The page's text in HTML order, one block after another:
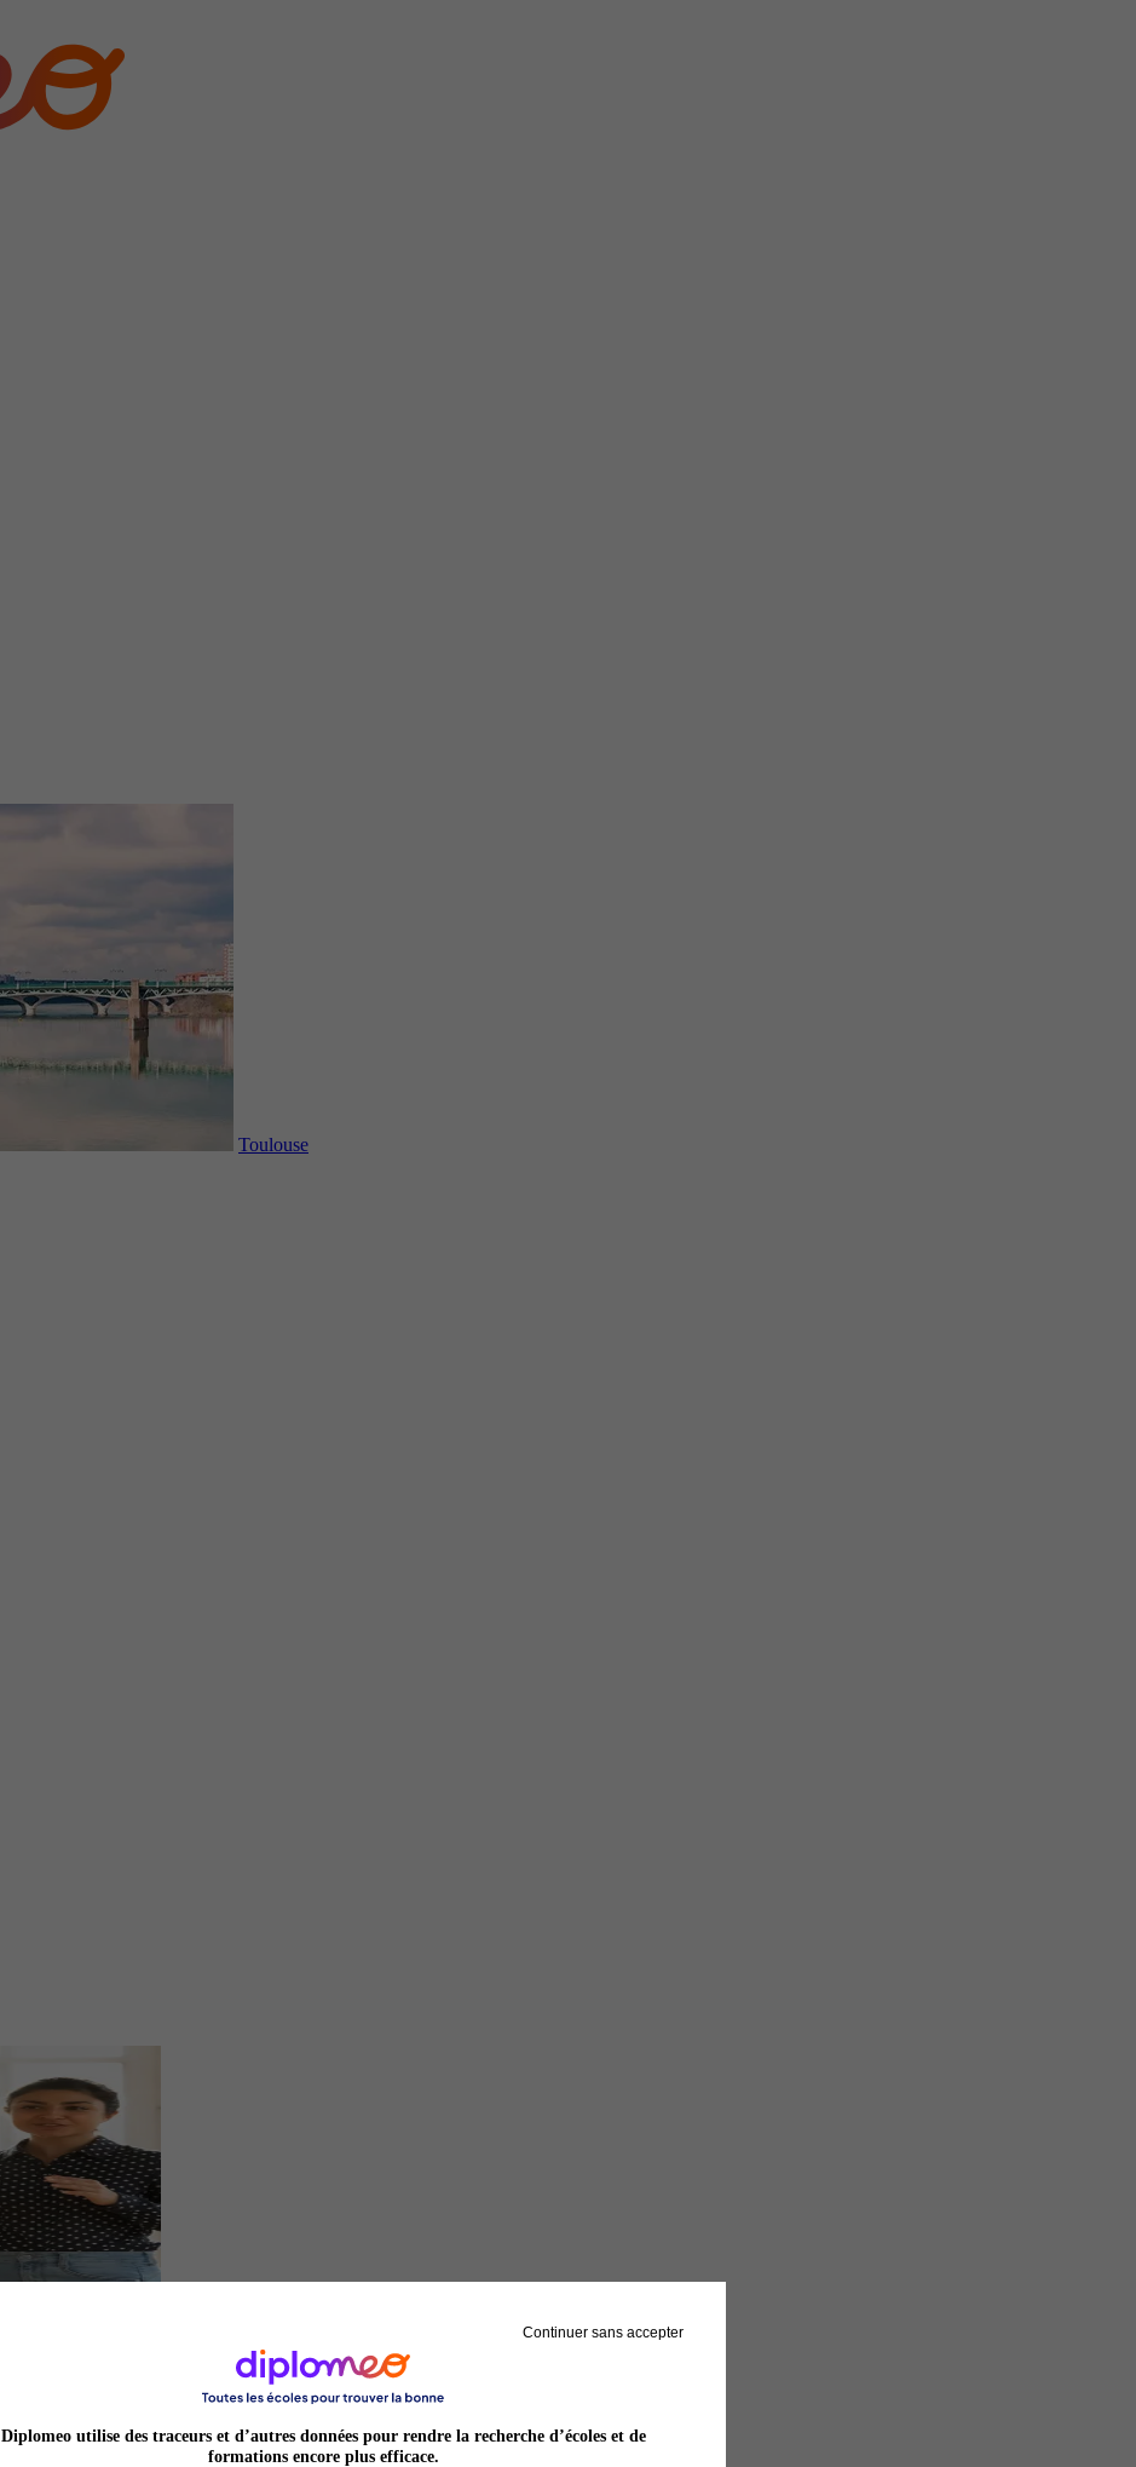
Toulouse
Chef de projet
Continuer sans accepter
Diplomeo utilise des traceurs et d’autres données pour rendre la recherche d’écoles et de
formations encore plus efficace.